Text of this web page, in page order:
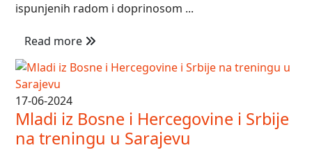
ispunjenih radom i doprinosom ...
Read more
17-06-2024
Mladi iz Bosne i Hercegovine i Srbije
na treningu u Sarajevu